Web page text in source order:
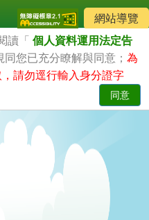
網站導覽
讀「 個人資料運用法定告
您已充分瞭解與同意； 為
請勿逕行輸入身分證字
同意